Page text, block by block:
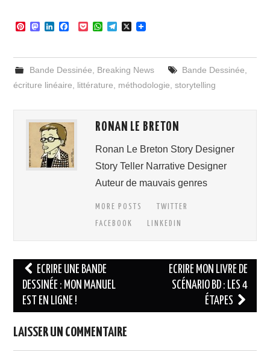
P
t
e
e
M
t
d
o
L
k
e
d
I
e
o
o
P
k
t
W
t
A
p
T
e
g
r
a
X
Bande Dessinée Breaking News Bande Dessinée
écriture linéaire
littérature méthodologie ,storytelling
RONAN LE BRETON
Ronan Le Breton Story Designer
Story Teller Narrative Designer
Auteur de mauvais genres
MORE POSTS
TWITTER
FACEBOOK
LINKEDIN
Navigation
des
articles
ECRIRE UNE BANDE
DESSINÉE : MON MANUEL
EST EN LIGNE !
ECRIRE MON LIVRE DE
SCÉNARIO BD : LES 4
ÉTAPES
LAISSER UN COMMENTAIRE